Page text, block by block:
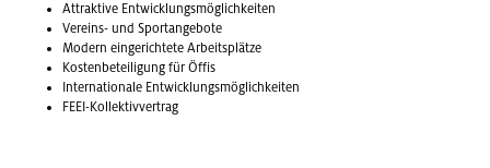
At­trak­ti­ve Ent­wick­lungs­mög­lich­kei­ten
Ver­eins- und Sport­an­ge­bo­te
Mo­dern ein­ge­rich­te­te Ar­beits­plät­ze
Kos­ten­be­tei­li­gung für Öffis
In­ter­na­tio­na­le Ent­wick­lungs­mög­lich­kei­ten
FEEI-Kol­lek­tiv­ver­trag